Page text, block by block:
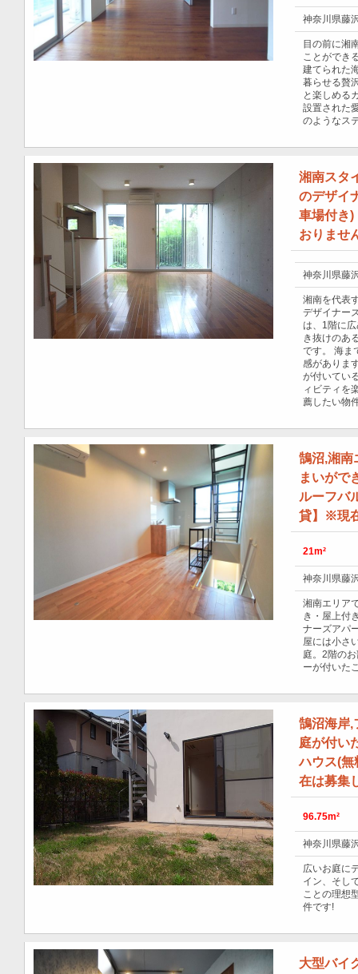
神奈川県藤
目の前に湘
ことができ
建てられた
暮らせる贅
と楽しめる
設置された
のようなス
湘南スタ
のデザイ
車場付き
おりませ
神奈川県藤
湘南を代表
デザイナー
は、1階に
き抜けのあ
です。 海ま
感がありま
が付いてい
ィビティを
薦したい物
鵠沼,湘南
まいがで
ルーフバ
貸】※現
21m²
神奈川県藤
湘南エリア
き・屋上付
ナーズアパ
屋には小さ
庭。2階の
ーが付いた
鵠沼海岸,
庭が付い
ハウス(
在は募集
96.75m²
神奈川県藤
広いお庭に
イン、そし
ことの理想
件です!
大型バイ